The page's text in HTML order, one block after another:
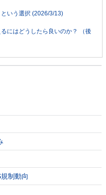
いう選択 (2026/3/13)
にはどうしたら良いのか？ （後
制動向